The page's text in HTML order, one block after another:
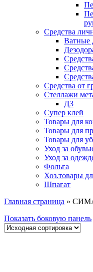
Средства
Ватные
Средства от
Стеллажи
Д3
Супер клей
Товары для
Товары для
Товары для
Уход за
Уход за
Фольга
Хоз.товары
Шпагат
Главная страница »
Показать боковую панель